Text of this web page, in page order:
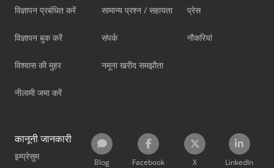
विज्ञापन प्रबंधित करें
विज्ञापन बुक करें
विश्वास की मुहर
नीलामी जमा करें
सामान्य प्रश्न / सहायता
संपर्क
नमूना खरीद समझौता
प्रेस
नौकरियां
कानूनी जानकारी
इम्प्रेसुम
Blog Facebook X LinkedIn